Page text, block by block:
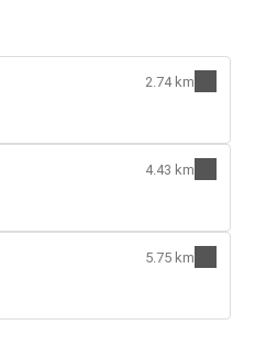
2.74 km
4.43 km
5.75 km